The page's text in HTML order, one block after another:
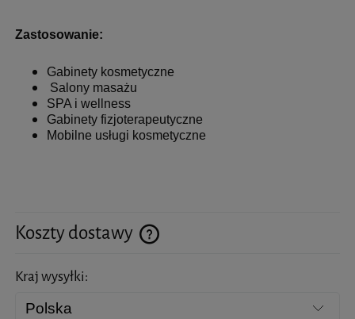
Zastosowanie:
Gabinety kosmetyczne
Salony masażu
SPA i wellness
Gabinety fizjoterapeutyczne
Mobilne usługi kosmetyczne
Koszty dostawy
Cena nie zawiera ewentualnych kosztów płatności
Kraj wysyłki: